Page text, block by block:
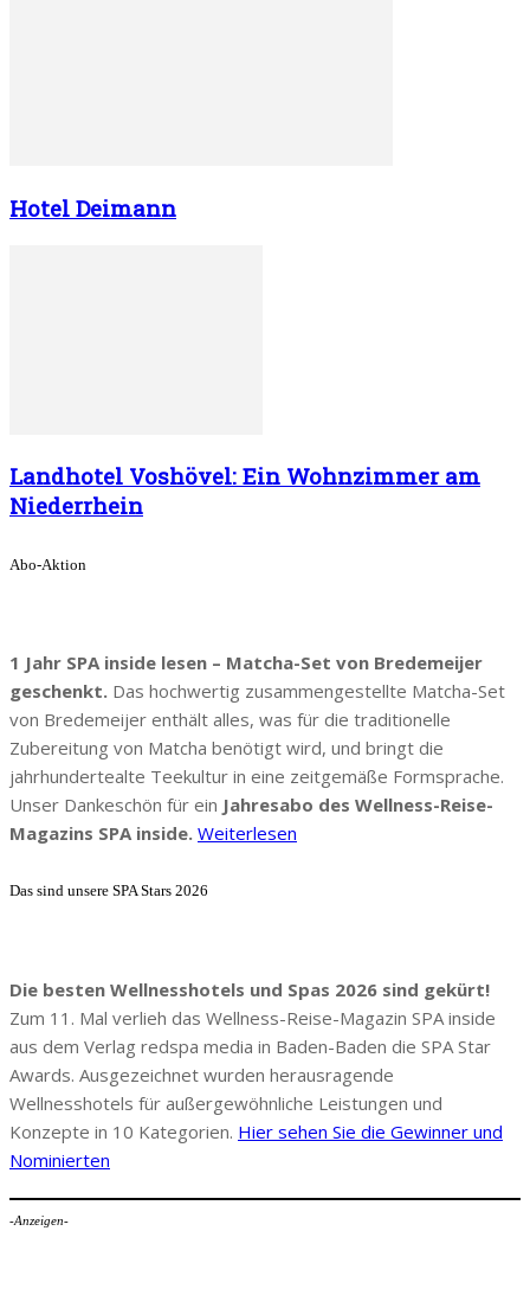
Hotel Deimann
Landhotel Voshövel: Ein Wohnzimmer am
Niederrhein
Abo-Aktion
1 Jahr SPA inside lesen – Matcha-Set von Bredemeijer
geschenkt. Das hochwertig zusammengestellte Matcha-Set
von Bredemeijer enthält alles, was für die traditionelle
Zubereitung von Matcha benötigt wird, und bringt die
jahrhundertealte Teekultur in eine zeitgemäße Formsprache.
Unser Dankeschön für ein Jahresabo des Wellness-Reise-
Magazins SPA inside. Weiterlesen
Das sind unsere SPA Stars 2026
Die besten Wellnesshotels und Spas 2026 sind gekürt!
Zum 11. Mal verlieh das Wellness-Reise-Magazin SPA inside
aus dem Verlag redspa media in Baden-Baden die SPA Star
Awards. Ausgezeichnet wurden herausragende
Wellnesshotels für außergewöhnliche Leistungen und
Konzepte in 10 Kategorien. Hier sehen Sie die Gewinner und
Nominierten
-Anzeigen-